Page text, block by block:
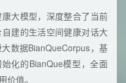
大模型，深度整合了当前
建的生活空间健康对话大
数据BianQueCorpus，基
化的BianQue模型，全面
价值。